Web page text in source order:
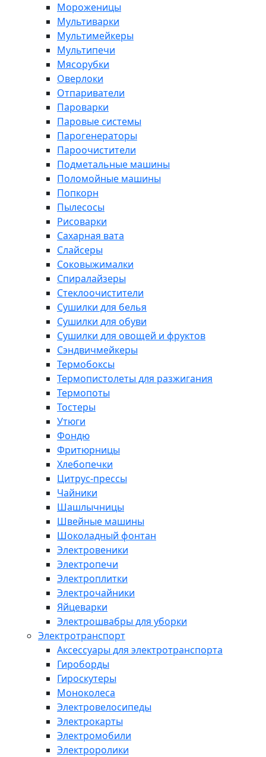
Мороженицы
Мультиварки
Мультимейкеры
Мультипечи
Мясорубки
Оверлоки
Отпариватели
Пароварки
Паровые системы
Парогенераторы
Пароочистители
Подметальные машины
Поломойные машины
Попкорн
Пылесосы
Рисоварки
Сахарная вата
Слайсеры
Соковыжималки
Спиралайзеры
Стеклоочистители
Сушилки для белья
Сушилки для обуви
Сушилки для овощей и фруктов
Сэндвичмейкеры
Термобоксы
Термопистолеты для разжигания
Термопоты
Тостеры
Утюги
Фондю
Фритюрницы
Хлебопечки
Цитрус-прессы
Чайники
Шашлычницы
Швейные машины
Шоколадный фонтан
Электровеники
Электропечи
Электроплитки
Электрочайники
Яйцеварки
Электрошвабры для уборки
Электротранспорт
Аксессуары для электротранспорта
Гироборды
Гироскутеры
Моноколеса
Электровелосипеды
Электрокарты
Электромобили
Электроролики